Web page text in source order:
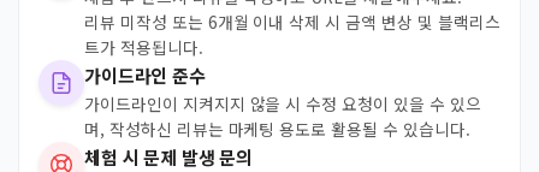
리뷰 미작성 또는 6개월 이내 삭제 시 금액 변상 및 블랙리스
트가 적용됩니다.
가이드라인 준수
가이드라인이 지켜지지 않을 시 수정 요청이 있을 수 있으
며, 작성하신 리뷰는 마케팅 용도로 활용될 수 있습니다.
체험 시 문제 발생 문의